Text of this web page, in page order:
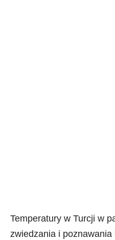
Temperatury w Turcji w
zwiedzania i